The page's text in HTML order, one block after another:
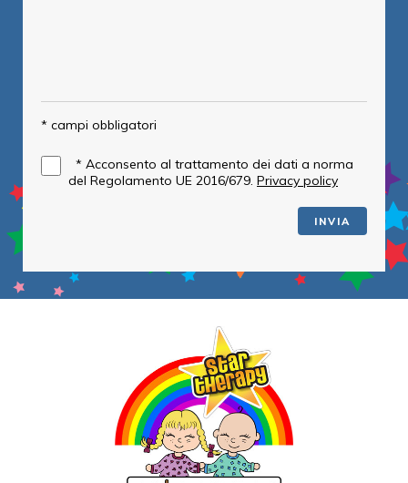
* campi obbligatori
* Acconsento al trattamento dei dati a norma
del Regolamento UE 2016/679. Privacy policy
INVIA